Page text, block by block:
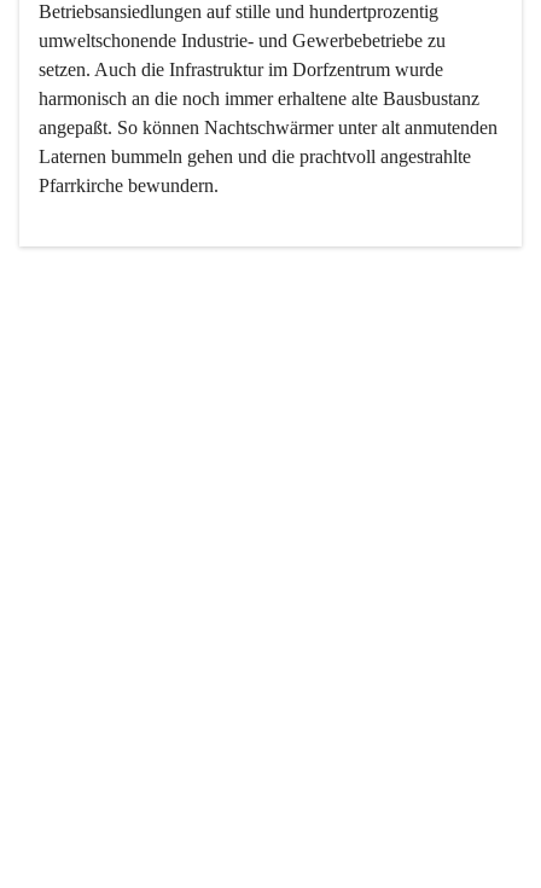
Betriebsansiedlungen auf stille und hundertprozentig
umweltschonende Industrie- und Gewerbebetriebe zu
setzen. Auch die Infrastruktur im Dorfzentrum wurde
harmonisch an die noch immer erhaltene alte Bausbustanz
angepaßt. So können Nachtschwärmer unter alt anmutenden
Laternen bummeln gehen und die prachtvoll angestrahlte
Pfarrkirche bewundern.
Der Weinbau dominert heute nicht mehr, ist aber integrativer